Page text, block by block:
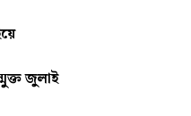
জুলাই